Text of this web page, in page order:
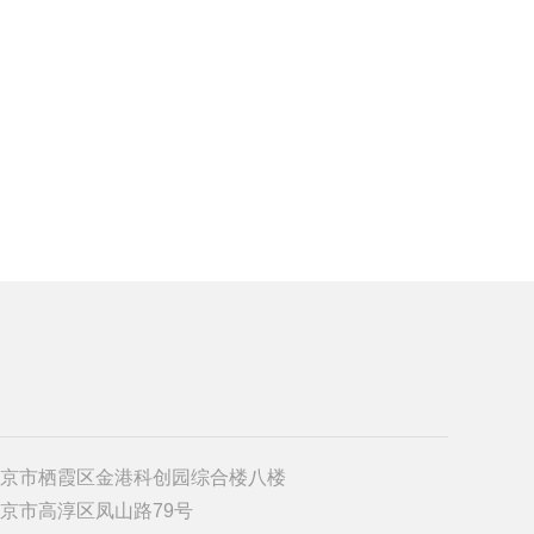
市栖霞区金港科创园综合楼八楼
市高淳区凤山路79号